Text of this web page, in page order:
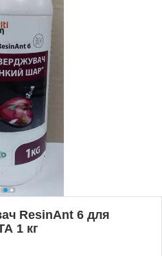
ResinAnt 6 для
1 кг